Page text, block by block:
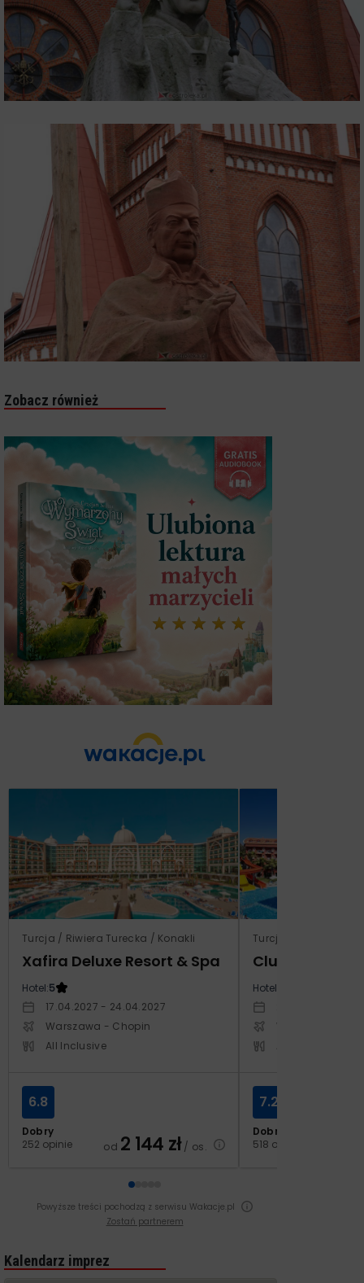
Zobacz również
Turcja / Riwiera Turecka / Konakli
Xafira Deluxe Resort & Spa
Hotel:5
17.04.2027 - 24.04.2027
Warszawa - Chopin
All Inclusive
Dobry
252 opinie
6.8
od 2 144 zł/ os.
Turcja / Riwiera
Club Side
Hotel:
Warszawa -
Dobry
518 opinii
7.2
Powyższe treści pochodzą z serwisu Wakacje.pl
Zostań partnerem
Kalendarz imprez